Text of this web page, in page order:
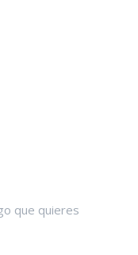
que quieres